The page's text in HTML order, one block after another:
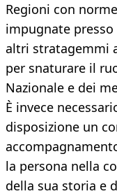
Regioni con
impugnate
altri stratagemmi
per snaturare il
Nazionale e dei
È invece
disposizione un
la persona nella
della sua storia e